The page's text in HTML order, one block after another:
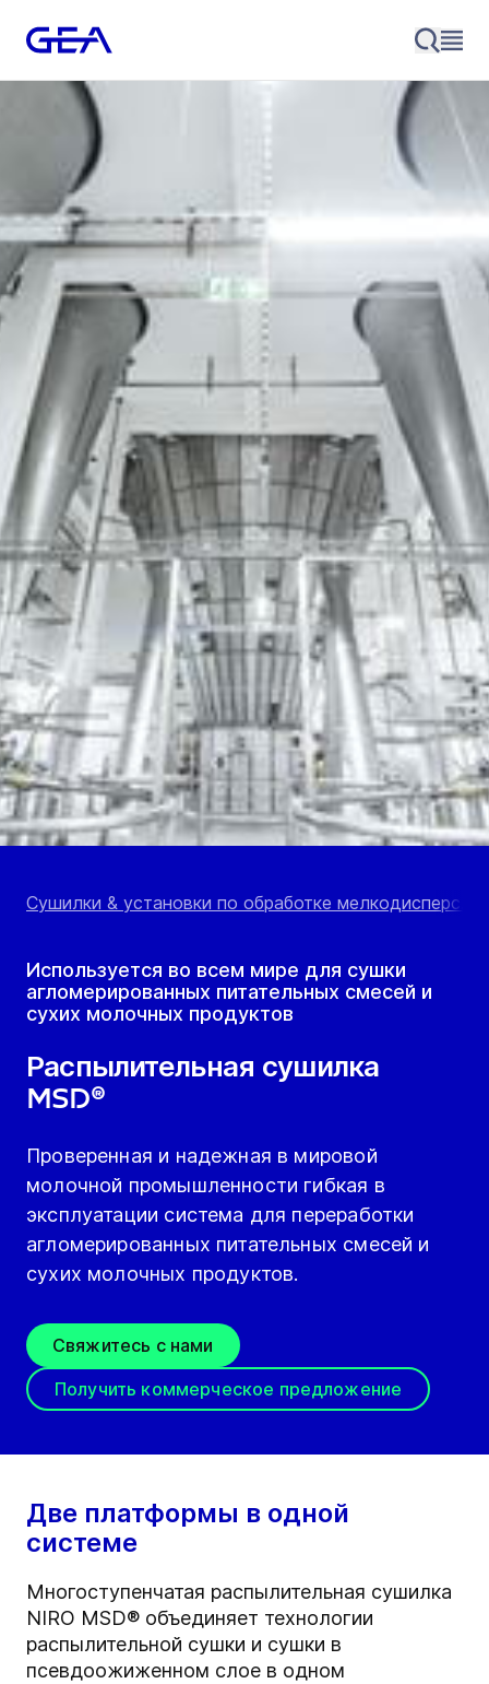
Сушилки & установки по обработке мелкодисперс...
Используется во всем мире для сушки
агломерированных питательных смесей и
сухих молочных продуктов
Распылительная сушилка
MSD®
Проверенная и надежная в мировой
молочной промышленности гибкая в
эксплуатации система для переработки
агломерированных питательных смесей и
сухих молочных продуктов.
Свяжитесь с нами
Получить коммерческое предложение
Две платформы в одной
системе
Многоступенчатая распылительная сушилка
NIRO MSD® объединяет технологии
распылительной сушки и сушки в
псевдоожиженном слое в одном